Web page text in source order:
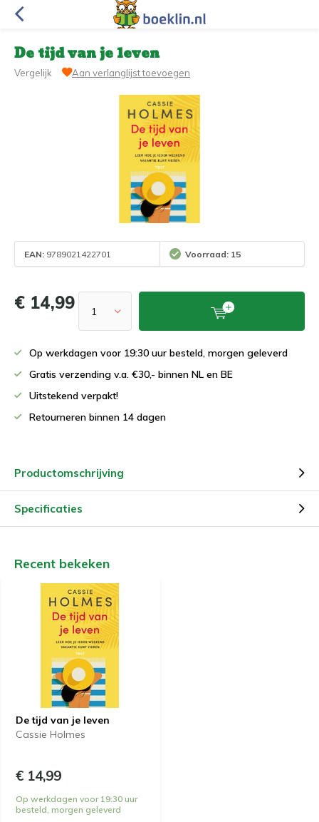
De tijd van je leven
Vergelijk Aan verlanglijst toevoegen
EAN: 9789021422701 Voorraad: 15
€ 14,99
Op werkdagen voor 19:30 uur besteld, morgen geleverd
Gratis verzending v.a. €30,- binnen NL en BE
Uitstekend verpakt!
Retourneren binnen 14 dagen
Productomschrijving
Specificaties
Recent bekeken
De tijd van je leven
Cassie Holmes
€ 14,99
Op werkdagen voor 19:30 uur
besteld, morgen geleverd